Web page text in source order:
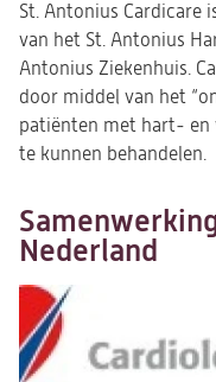
St. Antonius Cardicare
van het St. Antonius
Antonius Ziekenhuis.
door middel van het
patiënten met hart- en
te kunnen behandelen.
Nederland